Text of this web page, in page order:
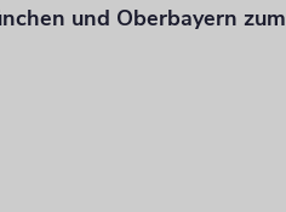
und Oberbayern zum